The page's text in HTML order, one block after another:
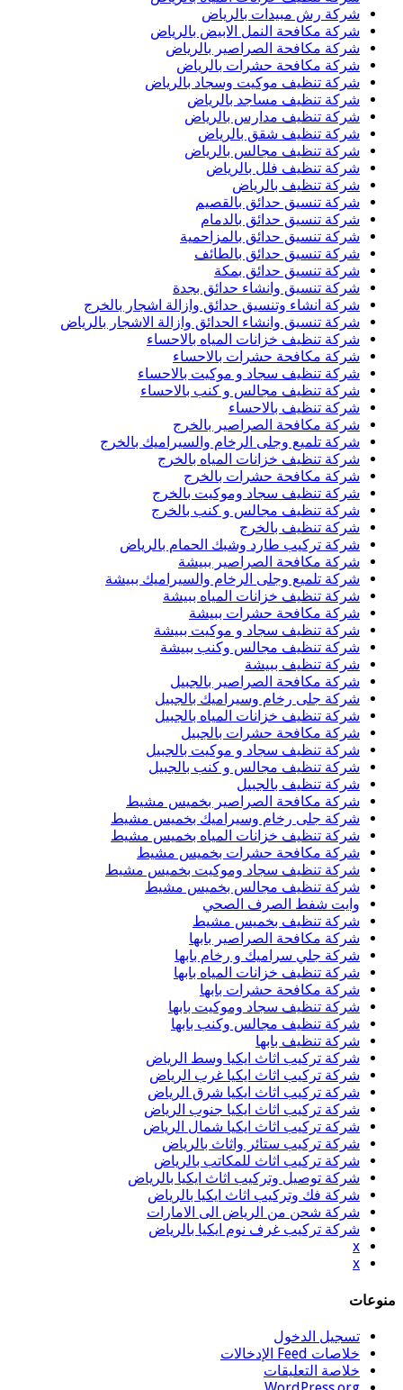
شركة رش مبيدات بالرياض
شركة مكافحة النمل الابيض بالرياض
شركة مكافحة الصراصير بالرياض
شركة مكافحة حشرات بالرياض
شركة تنظيف موكيت وسجاد بالرياض
شركة تنظيف مساجد بالرياض
شركة تنظيف مدارس بالرياض
شركة تنظيف شقق بالرياض
شركة تنظيف مجالس بالرياض
شركة تنظيف فلل بالرياض
شركة تنظيف بالرياض
شركة تنسيق حدائق بالقصيم
شركة تنسيق حدائق بالدمام
شركة تنسيق حدائق بالمزاحمية
شركة تنسيق حدائق بالطائف
شركة تنسيق حدائق بمكة
شركة تنسيق وانشاء حدائق بجدة
شركة انشاء وتنسيق حدائق وازالة اشجار بالخرج
شركة تنسيق وانشاء الحدائق وازالة الاشجار بالرياض
شركة تنظيف خزانات المياه بالاحساء
شركة مكافحة حشرات بالاحساء
شركة تنظيف سجاد و موكيت بالاحساء
شركة تنظيف مجالس و كنب بالاحساء
شركة تنظيف بالاحساء
شركة مكافحة الصراصير بالخرج
شركة تلميع وجلى الرخام والسيراميك بالخرج
شركة تنظيف خزانات المياه بالخرج
شركة مكافحة حشرات بالخرج
شركة تنظيف سجاد وموكيت بالخرج
شركة تنظيف مجالس و كنب بالخرج
شركة تنظيف بالخرج
شركة تركيب طارد وشبك الحمام بالرياض
شركة مكافحة الصراصير ببيشة
شركة تلميع وجلى الرخام والسيراميك ببيشة
شركة تنظيف خزانات المياه ببيشة
شركة مكافحة حشرات ببيشة
شركة تنظيف سجاد و موكيت ببيشة
شركة تنظيف مجالس وكنب ببيشة
شركة تنظيف ببيشة
شركة مكافحة الصراصير بالجبيل
شركة جلى رخام وسيراميك بالجبيل
شركة تنظيف خزانات المياه بالجبيل
شركة مكافحة حشرات بالجبيل
شركة تنظيف سجاد و موكيت بالجبيل
شركة تنظيف مجالس و كنب بالجبيل
شركة تنظيف بالجبيل
شركة مكافحة الصراصير بخميس مشيط
شركة جلى رخام وسيراميك بخميس مشيط
شركة تنظيف خزانات المياه بخميس مشيط
شركة مكافحة حشرات بخميس مشيط
شركة تنظيف سجاد وموكيت بخميس مشيط
شركة تنظيف مجالس بخميس مشيط
وايت شفط الصرف الصحي
شركة تنظيف بخميس مشيط
شركة مكافحة الصراصير بابها
شركة جلي سراميك و رخام بابها
شركة تنظيف خزانات المياه بابها
شركة مكافحة حشرات بابها
شركة تنظيف سجاد وموكيت بابها
شركة تنظيف مجالس وكنب بابها
شركة تنظيف بابها
شركة تركيب اثاث ايكيا وسط الرياض
شركة تركيب اثاث ايكيا غرب الرياض
شركة تركيب اثاث ايكيا شرق الرياض
شركة تركيب اثاث ايكيا جنوب الرياض
شركة تركيب اثاث ايكيا شمال الرياض
شركة تركيب ستائر واثاث بالرياض
شركة تركيب اثاث للمكاتب بالرياض
شركة توصيل وتركيب اثاث ايكيا بالرياض
شركة فك وتركيب اثاث ايكيا بالرياض
شركة شحن من الرياض الى الامارات
شركة تركيب غرف نوم ايكيا بالرياض
x
x
منوعات
تسجيل الدخول
خلاصات Feed الإدخالات
خلاصة التعليقات